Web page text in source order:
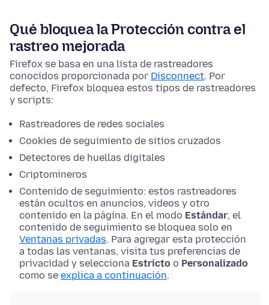
Qué bloquea la Protección contra el
rastreo mejorada
Firefox se basa en una lista de rastreadores
conocidos proporcionada por Disconnect. Por
defecto, Firefox bloquea estos tipos de rastreadores
y scripts:
Rastreadores de redes sociales
Cookies de seguimiento de sitios cruzados
Detectores de huellas digitales
Criptomineros
Contenido de seguimiento: estos rastreadores
están ocultos en anuncios, videos y otro
contenido en la página. En el modo Estándar, el
contenido de seguimiento se bloquea solo en
Ventanas privadas. Para agregar esta protección
a todas las ventanas, visita tus preferencias de
privacidad y selecciona Estricto o Personalizado
como se explica a continuación.